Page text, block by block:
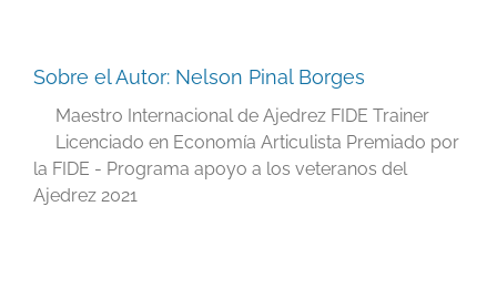
Sobre el Autor: Nelson Pinal Borges
Maestro Internacional de Ajedrez FIDE Trainer
Licenciado en Economía Articulista Premiado por
la FIDE - Programa apoyo a los veteranos del
Ajedrez 2021